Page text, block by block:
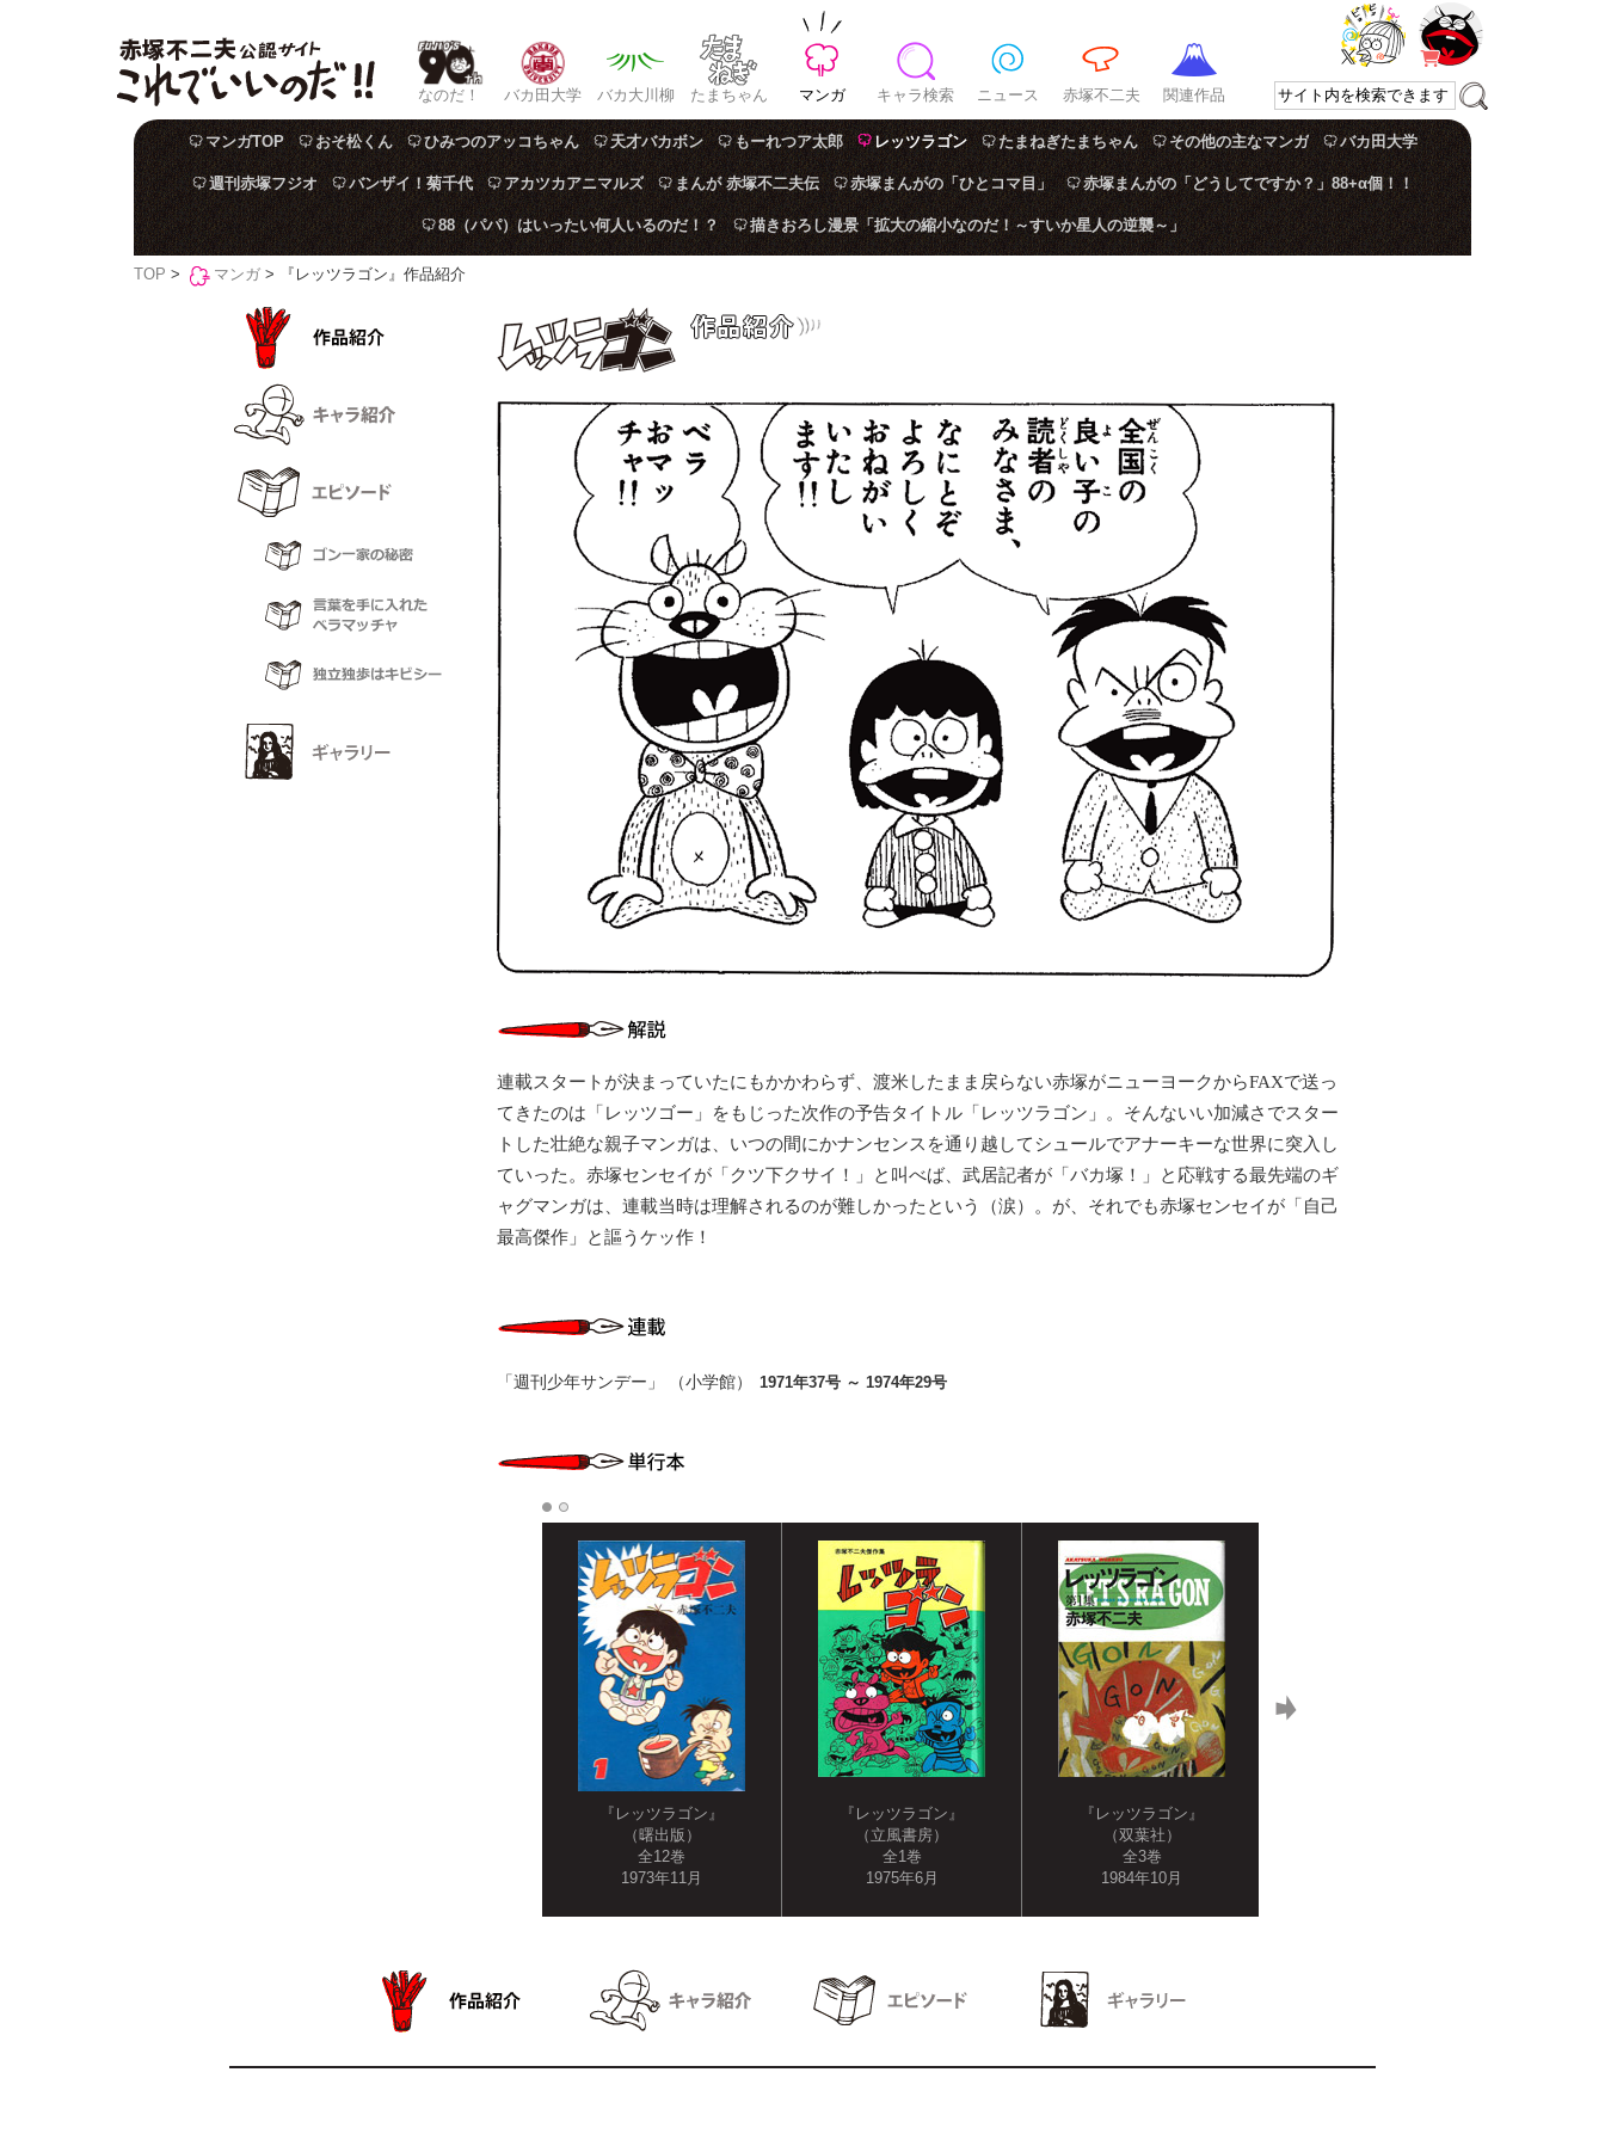
なのだ！ バカ田大学 バカ大川柳 たまちゃん マンガ キャラ検索 ニュース 赤塚不二夫 関連作品
マンガTOP おそ松くん ひみつのアッコちゃん 天才バカボン もーれつア太郎 レッツラゴン たまねぎたまちゃん その他の主なマンガ バカ田大学
週刊赤塚フジオ バンザイ！菊千代 アカツカアニマルズ まんが 赤塚不二夫伝 赤塚まんがの「ひとコマ目」 赤塚まんがの「どうしてですか？」88+α個！！
88（パパ）はいったい何人いるのだ！？ 描きおろし漫景「拡大の縮小なのだ！～すいか星人の逆襲～」
TOP > マンガ > 『レッツラゴン』作品紹介
連載スタートが決まっていたにもかかわらず、渡米したまま戻らない赤塚がニューヨークからFAXで送っ
てきたのは「レッツゴー」をもじった次作の予告タイトル「レッツラゴン」。そんないい加減さでスター
トした壮絶な親子マンガは、いつの間にかナンセンスを通り越してシュールでアナーキーな世界に突入し
ていった。赤塚センセイが「クツ下クサイ！」と叫べば、武居記者が「バカ塚！」と応戦する最先端のギ
ャグマンガは、連載当時は理解されるのが難しかったという（涙）。が、それでも赤塚センセイが「自己
最高傑作」と謳うケッ作！
「週刊少年サンデー」 （小学館） 1971年37号 ～ 1974年29号
『レッツラゴン』
（曙出版）
全12巻
1973年11月
『レッツラゴン』
（立風書房）
全1巻
1975年6月
『レッツラゴン』
（双葉社）
全3巻
1984年10月